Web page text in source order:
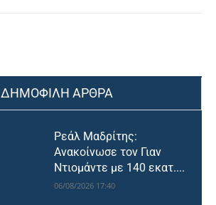
ΔΗΜΟΦΙΛΗ ΑΡΘΡΑ
Ρεάλ Μαδρίτης:
Ανακοίνωσε τον Γιαν
Ντιομάντε με 140 εκατ....
06/08/2026 17:40